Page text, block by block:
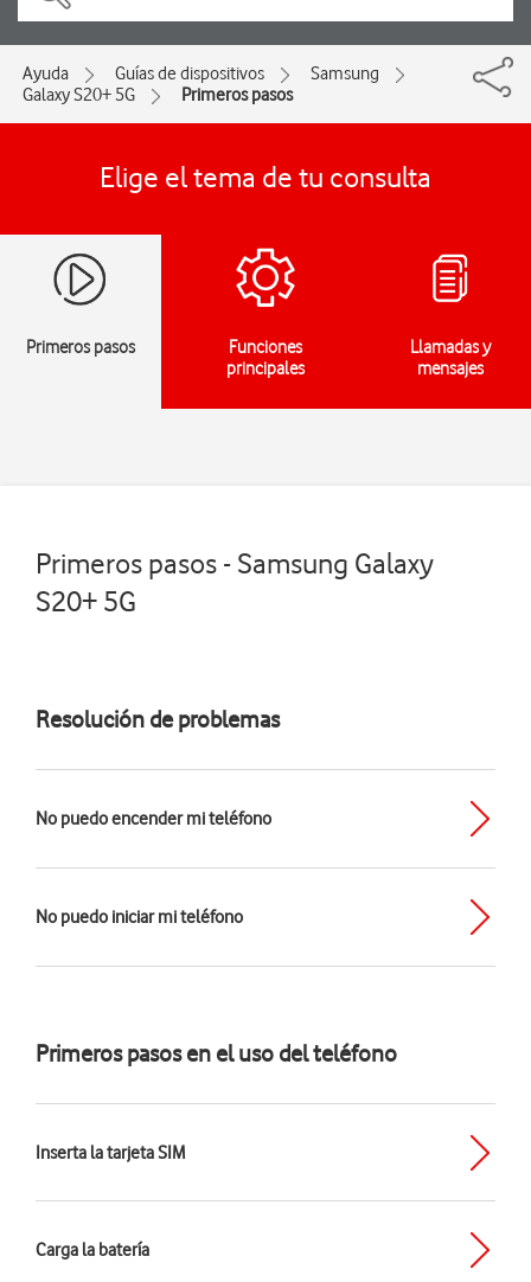
Ayuda Guías de dispositivos
Samsung
Galaxy S20+ 5G
Primeros pasos
Elige el tema de tu consulta
Primeros pasos
Funciones
principales
Llamadas y
mensajes
Primeros pasos - Samsung Galaxy
S20+ 5G
Resolución de problemas
No puedo encender mi teléfono
No puedo iniciar mi teléfono
Primeros pasos en el uso del teléfono
Inserta la tarjeta SIM
Carga la batería